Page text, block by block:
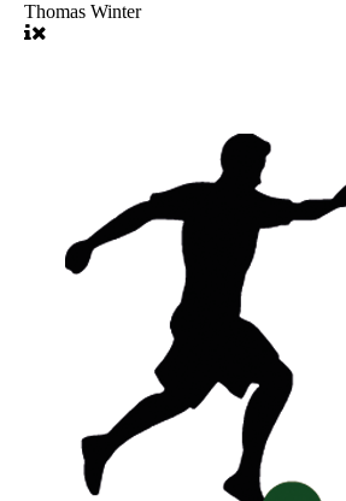
Thomas Winter